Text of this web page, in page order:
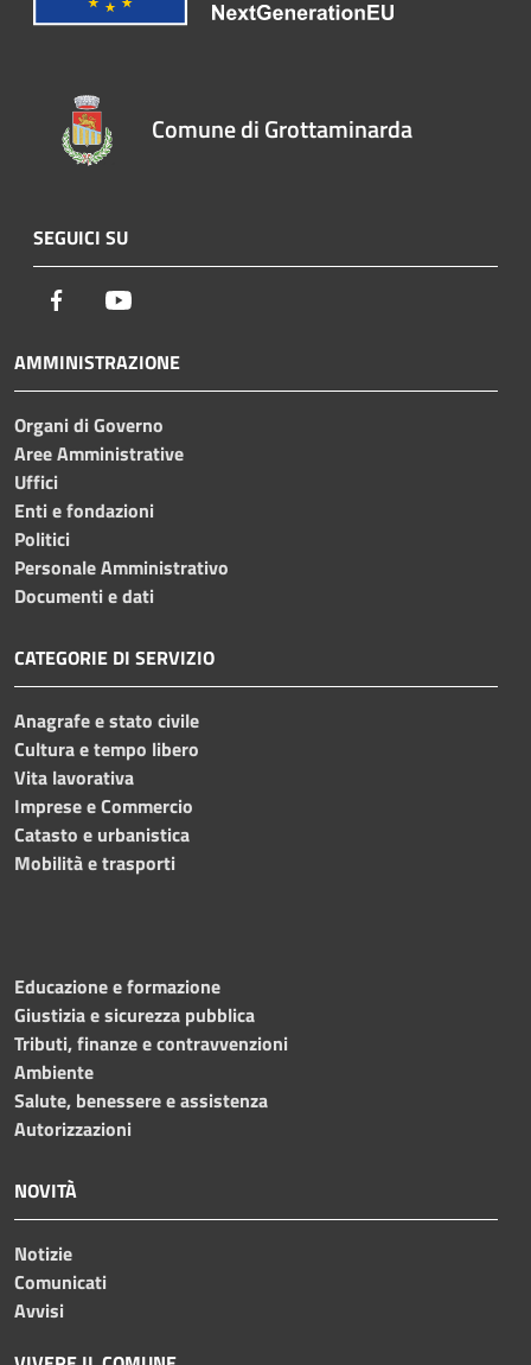
Comune di Grottaminarda
SEGUICI SU
Facebook
AMMINISTRAZIONE
Organi di Governo
Aree Amministrative
Uffici
Enti e fondazioni
Politici
Personale Amministrativo
Documenti e dati
CATEGORIE DI SERVIZIO
Anagrafe e stato civile
Cultura e tempo libero
Vita lavorativa
Imprese e Commercio
Catasto e urbanistica
Mobilità e trasporti
Educazione e formazione
Giustizia e sicurezza pubblica
Tributi, finanze e contravvenzioni
Ambiente
Salute, benessere e assistenza
Autorizzazioni
NOVITÀ
Notizie
Comunicati
Avvisi